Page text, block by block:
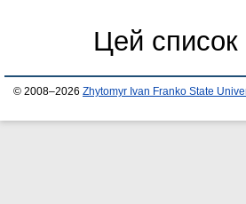
Цей
© 2008–2026 Zhytomyr Ivan Franko State